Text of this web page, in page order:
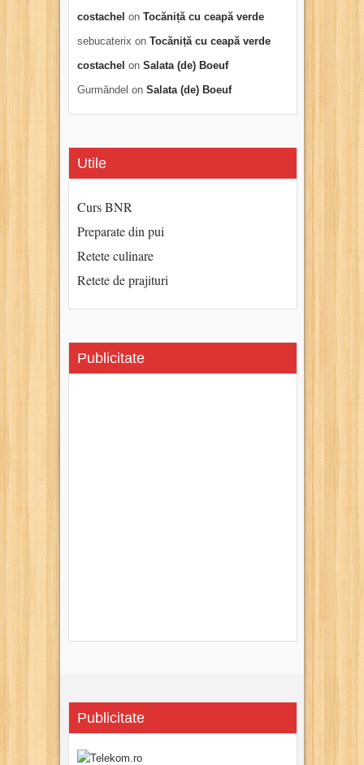
costachel on Tocăniță cu ceapă verde
sebucaterix on Tocăniță cu ceapă verde
costachel on Salata (de) Boeuf
Gurmăndel on Salata (de) Boeuf
Utile
Curs BNR
Preparate din pui
Retete culinare
Retete de prajituri
Publicitate
Publicitate